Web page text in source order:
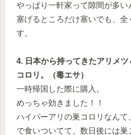
やっぱり一軒家って隙間が多い
塞げるところだけ塞いでも、全
す。
4. 日本から持ってきたアリメ
コロリ。（毒エサ）
一時帰国した際に購入。
めっちゃ効きました！！
ハイパーアリの巣コロリなんて
で食いついてて、数日後には